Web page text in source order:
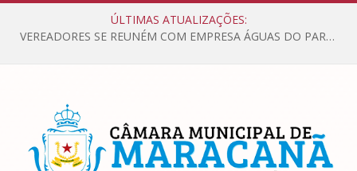
ÚLTIMAS ATUALIZAÇÕES:
VEREADORES SE REUNÉM COM EMPRESA ÁGUAS DO PARÁ, PARA APRESENTAR REIVINDICAÇÕES E MELHORIAS NA QUALIDADE DOS SERVIÇOS OFERECIDOS Á POPULAÇÃO.